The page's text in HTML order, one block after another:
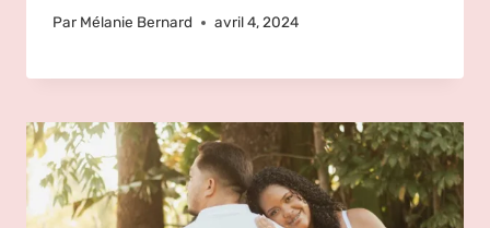
Par Mélanie Bernard avril 4, 2024